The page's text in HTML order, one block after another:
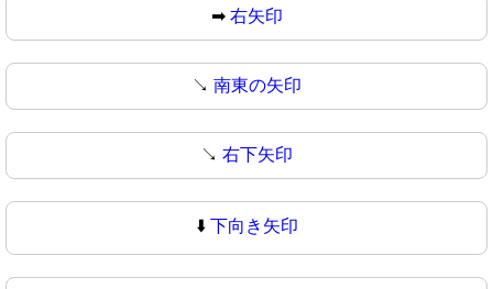
➡ 右矢印
↘️ 南東の矢印
↘ 右下矢印
⬇️ 下向き矢印